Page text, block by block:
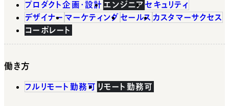
プロダクト企画・設計 エンジニア セキュリティ
デザイナー マーケティング セールス カスタマーサクセス
コーポレート
働き方
フルリモート勤務可 リモート勤務可